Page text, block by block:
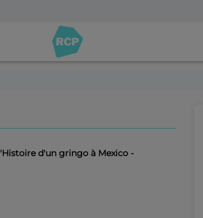
d'un gringo à Mexico -